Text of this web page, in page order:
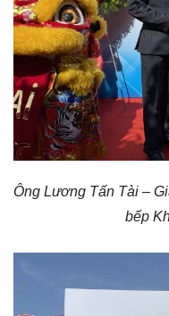
Ông Lương Tấn Tài –
bếp